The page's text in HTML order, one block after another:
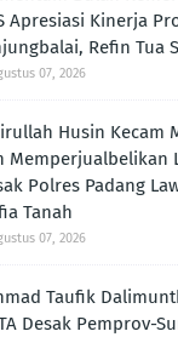
Apresiasi Kinerja
Refin Tua
07, 2026
Husin Kecam
Memperjualbelikan
Polres Padang
Tanah
07, 2026
Taufik
Desak Pemprov-